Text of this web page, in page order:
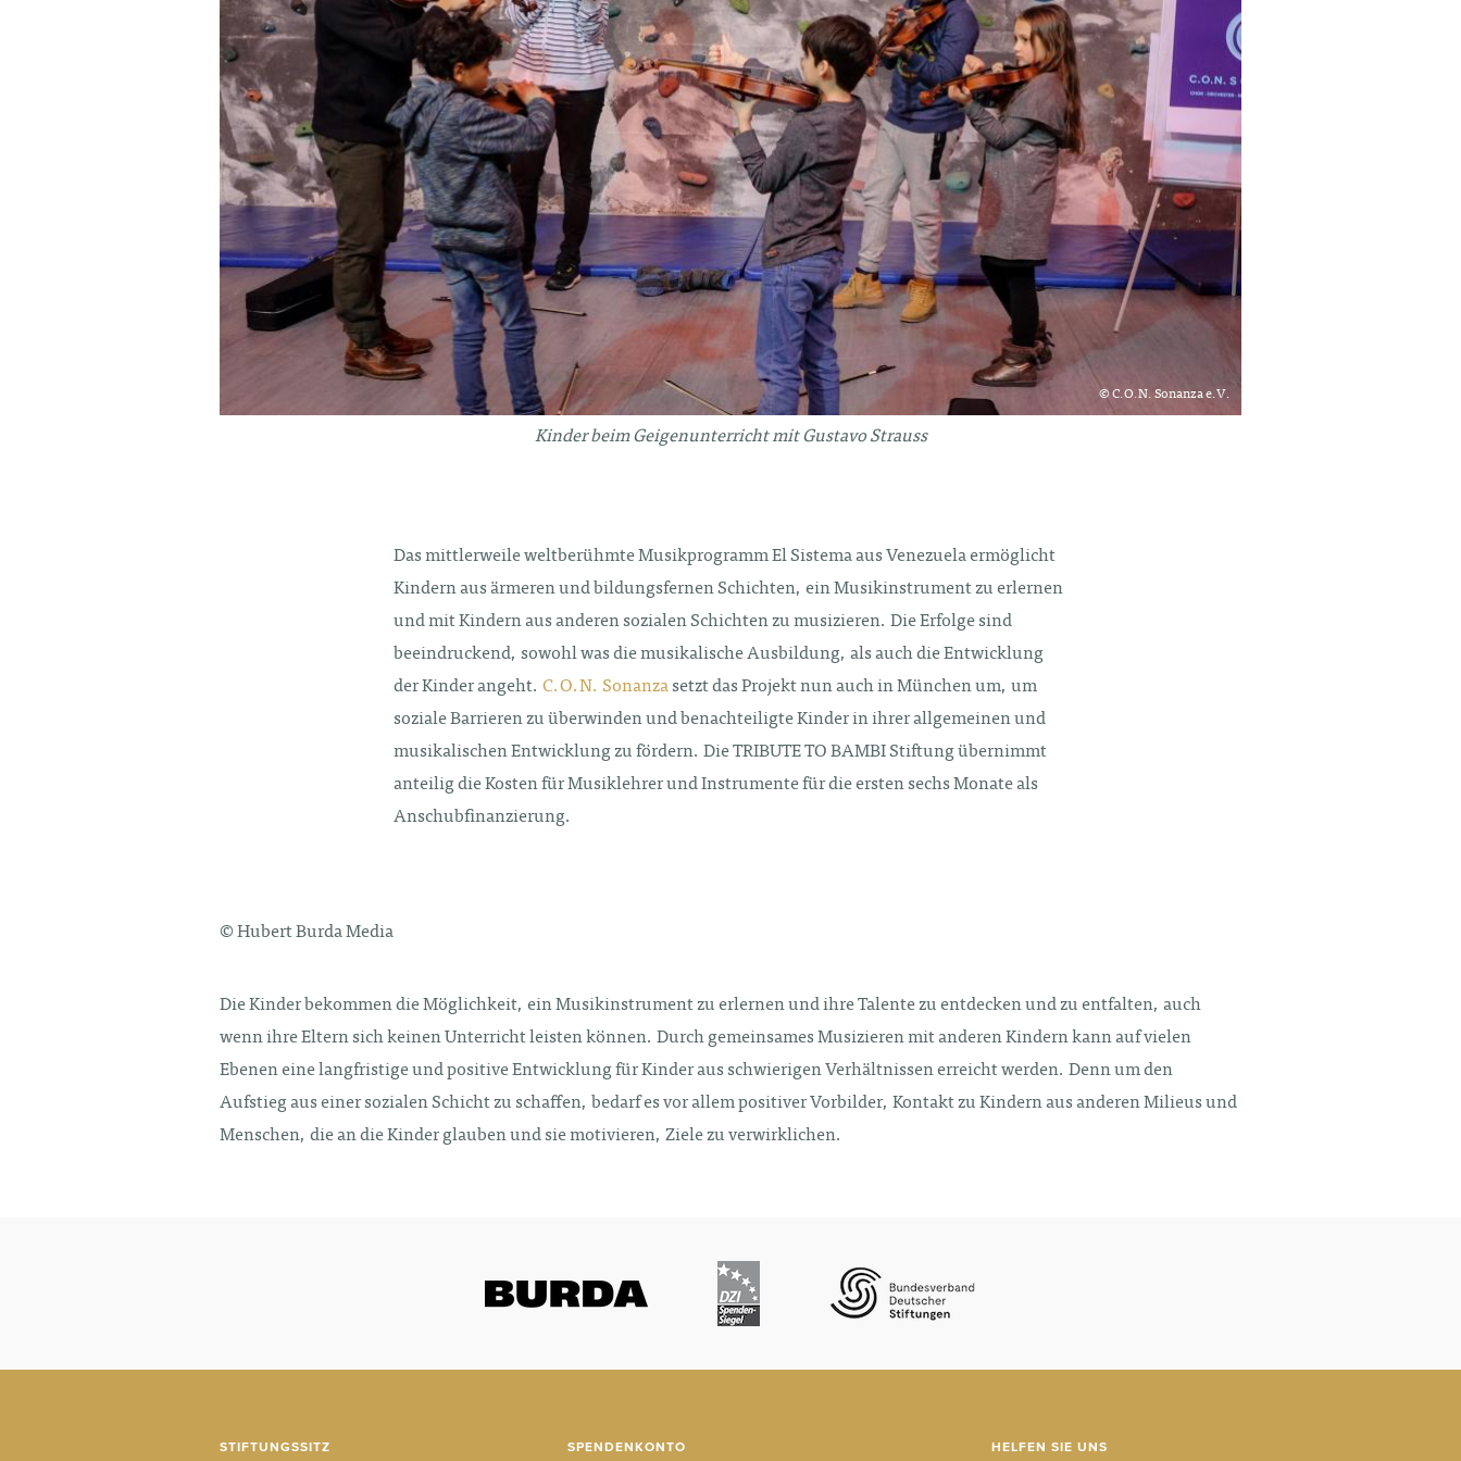
© C.O.N. Sonanza e.V.
Kinder beim Geigenunterricht mit Gustavo Strauss
Das mittlerweile weltberühmte Musikprogramm El Sistema aus Venezuela ermöglicht
Kindern aus ärmeren und bildungsfernen Schichten, ein Musikinstrument zu erlernen
und mit Kindern aus anderen sozialen Schichten zu musizieren. Die Erfolge sind
beeindruckend, sowohl was die musikalische Ausbildung, als auch die Entwicklung
der Kinder angeht. C.O.N. Sonanzasetzt das Projekt nun auch in München um, um
soziale Barrieren zu überwinden und benachteiligte Kinder in ihrer allgemeinen und
musikalischen Entwicklung zu fördern. Die TRIBUTE TO BAMBI Stiftung übernimmt
anteilig die Kosten für Musiklehrer und Instrumente für die ersten sechs Monate als
Anschubfinanzierung.
© Hubert Burda Media
Die Kinder bekommen die Möglichkeit, ein Musikinstrument zu erlernen und ihre Talente zu entdecken und zu entfalten, auch
wenn ihre Eltern sich keinen Unterricht leisten können. Durch gemeinsames Musizieren mit anderen Kindern kann auf vielen
Ebenen eine langfristige und positive Entwicklung für Kinder aus schwierigen Verhältnissen erreicht werden. Denn um den
Aufstieg aus einer sozialen Schicht zu schaffen, bedarf es vor allem positiver Vorbilder, Kontakt zu Kindern aus anderen Milieus und
Menschen, die an die Kinder glauben und sie motivieren, Ziele zu verwirklichen.
STIFTUNGSSITZ SPENDENKONTO HELFEN SIE UNS